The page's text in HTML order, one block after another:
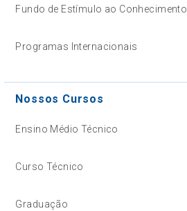
Fundo de Estímulo ao Conhecimento
Programas Internacionais
Nossos Cursos
Ensino Médio Técnico
Curso Técnico
Graduação